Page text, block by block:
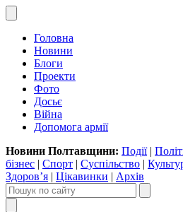
Головна
Новини
Блоги
Проекти
Фото
Досьє
Війна
Допомога армії
Новини Полтавщини: Події|
бізнес | Спорт | Суспільство |
Здоров’я | Цікавинки | Архів